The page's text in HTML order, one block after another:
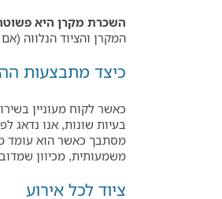
השכרת מקרן היא
המקרן והציוד הנלווה
כיצד מתבצעות
כאשר לקוח מעוניין
בעיות שונות, אנו נדאג
מסתבך כאשר הוא עומד
משמעותית, מכיוון
ציוד לכל אירוע